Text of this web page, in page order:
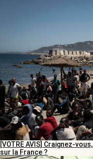
[VOTRE AVIS] Craignez-
sur la France ?